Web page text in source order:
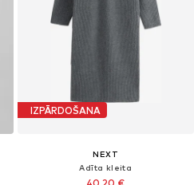
IZPĀRDOŠANA
NEXT
Adīta kleita